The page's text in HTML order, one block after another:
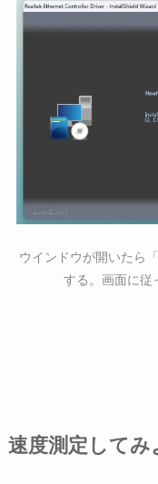
ウインドウが開いたら
する。画面に従
速度測定してみ